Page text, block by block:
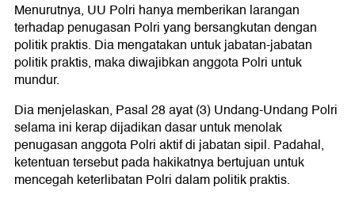
Menurutnya, UU Polri hanya memberikan larangan
terhadap penugasan Polri yang bersangkutan dengan
politik praktis. Dia mengatakan untuk jabatan-jabatan
politik praktis, maka diwajibkan anggota Polri untuk
mundur.
Dia menjelaskan, Pasal 28 ayat (3) Undang-Undang Polri
selama ini kerap dijadikan dasar untuk menolak
penugasan anggota Polri aktif di jabatan sipil. Padahal,
ketentuan tersebut pada hakikatnya bertujuan untuk
mencegah keterlibatan Polri dalam politik praktis.